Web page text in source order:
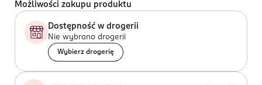
Możliwości zakupu produktu
Dostępność w drogerii
Nie wybrano drogerii
Wybierz drogerię